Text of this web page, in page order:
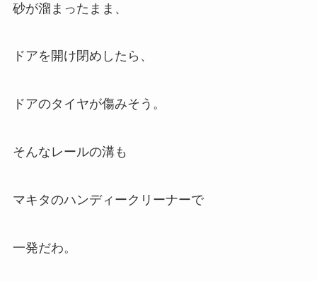
砂が溜まったまま、
ドアを開け閉めしたら、
ドアのタイヤが傷みそう。
そんなレールの溝も
マキタのハンディークリーナーで
一発だわ。